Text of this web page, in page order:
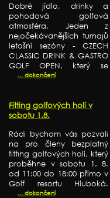
Dobré jídlo, drinky a
pohodová golfová
atmosféra. Jeden z
nejočekávanějších turnajů
letošní sezóny - CZECH
CLASSIC DRINK & GASTRO
GOLF OPEN, který se
... dokončení
Fitting golfových holí v
sobotu 1.8.
Rádi bychom vás pozvali
na pro členy bezplatný
fitting golfových holí, který
proběhne v sobotu 1. 8.
od 11:00 do 18:00 přímo v
Golf resortu Hluboká.
... dokončení